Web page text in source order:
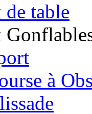
de table
à